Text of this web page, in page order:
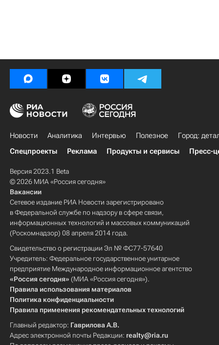
Новости Аналитика Интервью Полезное
Город:
Спецпроекты
Реклама Продукты и сервисы Пресс-
Версия 2023.1 Beta
© 2026 МИА «Россия сегодня»
Вакансии
Сетевое издание РИА Новости зарегистрировано
в Федеральной службе по надзору в сфере связи,
информационных технологий и массовых коммуникаций
(Роскомнадзор) 08 апреля 2014 года.
Свидетельство о регистрации Эл № ФС77-57640
Учредитель: Федеральное государственное унитарное
предприятие Международное информационное агентство
«Россия сегодня» (МИА «Россия сегодня»).
Правила использования материалов
Политика конфиденциальности
Правила применения рекомендательных технологий
Главный редактор: Гаврилова А.В.
Адрес электронной почты Редакции: realty@ria.ru